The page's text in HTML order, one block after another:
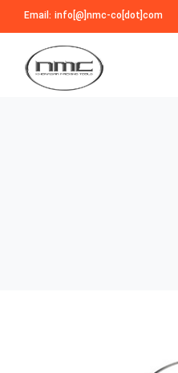
Email: info[@]nmc-co[dot]com